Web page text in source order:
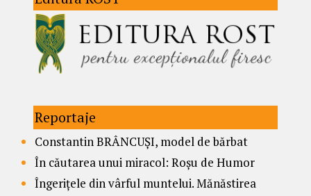
Reportaje
Constantin BRÂNCUȘI, model de bărbat
În căutarea unui miracol: Roșu de Humor
Îngerițele din vârful muntelui. Mănăstirea